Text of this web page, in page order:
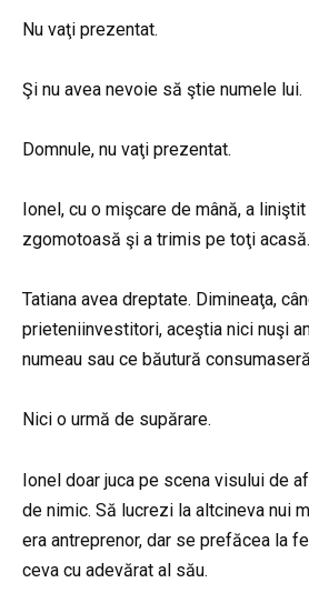
Nu vaţi prezentat.
Şi nu avea nevoie să ştie numele lui.
Domnule, nu vaţi prezentat.
Ionel, cu o mişcare de mână, a
zgomotoasă şi a trimis pe toţi acasă.
Tatiana avea dreptate. Dimineaţa,
prieteniinvestitori, aceştia nici nuşi
numeau sau ce băutură
Nici o urmă de supărare.
Ionel doar juca pe scena visului de
de nimic. Să lucrezi la altcineva nui
era antreprenor, dar se prefăcea la
ceva cu adevărat al său.